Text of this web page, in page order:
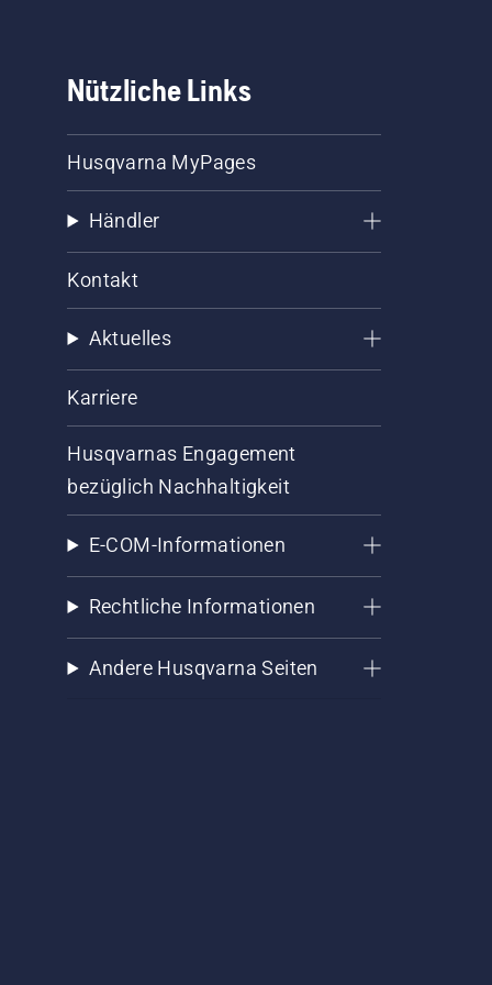
Nützliche Links
Husqvarna MyPages
Händler
Kontakt
Aktuelles
Karriere
Husqvarnas Engagement
bezüglich Nachhaltigkeit
E-COM-Informationen
Rechtliche Informationen
Andere Husqvarna Seiten